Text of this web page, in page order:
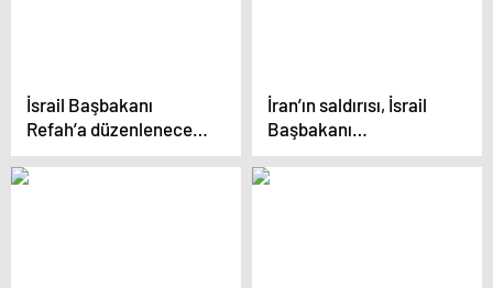
İsrail Başbakanı
Refah’a düzenlenecek
askeri harekatı
erteledi
İran’ın saldırısı, İsrail
Başbakanı
Netanyahu’ya ‘can
simidi uzattı’